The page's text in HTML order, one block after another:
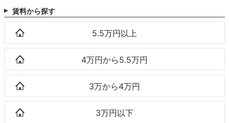
賃料から探す
5.5万円以上
4万円から5.5万円
3万から4万円
3万円以下